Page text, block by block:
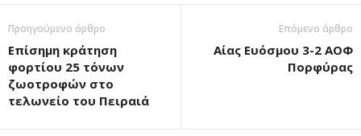
Προηγούμενο άρθρο
Επίσημη κράτηση
φορτίου 25 τόνων
ζωοτροφών στο
τελωνείο του Πειραιά
Επόμενο άρθρο
Αίας Ευόσμου 3-2 ΑΟΦ
Πορφύρας